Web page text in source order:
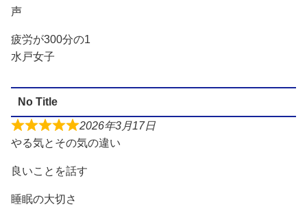
声
疲労が300分の1
水戸女子
No Title
2026年3月17日
やる気とその気の違い
良いことを話す
睡眠の大切さ